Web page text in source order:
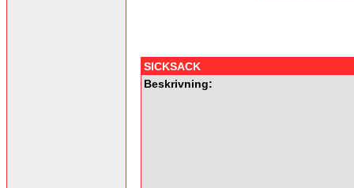
SICKSACK
Beskrivning: